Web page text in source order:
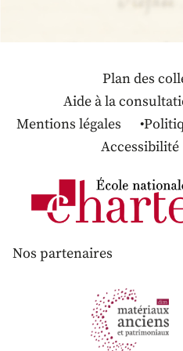
Plan des
Aide à la
Mentions légales
Accessibilité
Nos partenaires